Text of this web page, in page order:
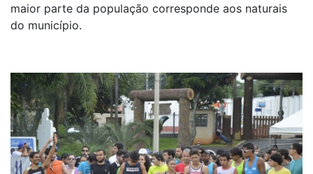
maior parte da população corresponde aos naturais
do município.